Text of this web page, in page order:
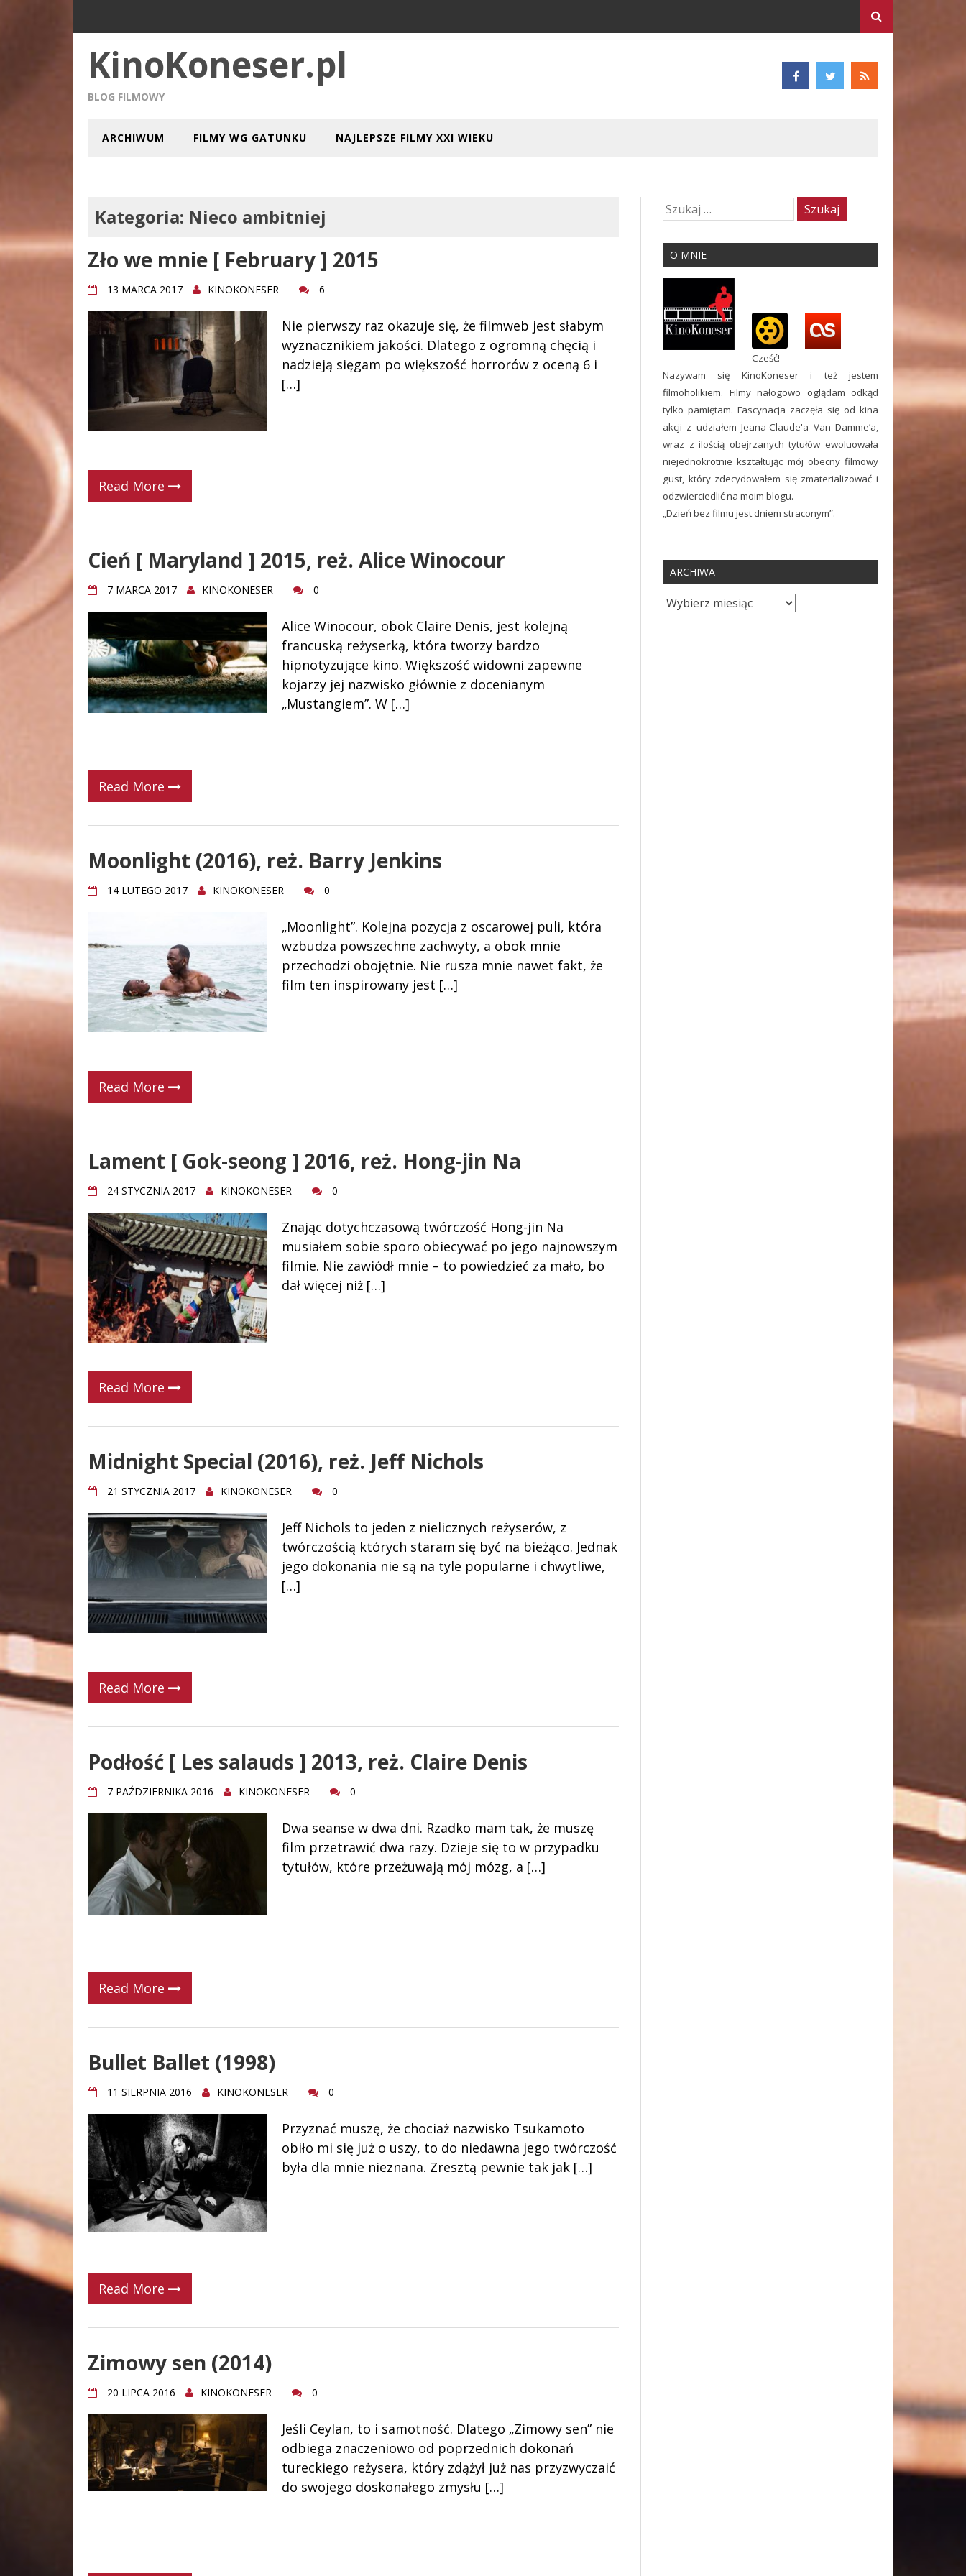
KinoKoneser.pl
BLOG FILMOWY
ARCHIWUM FILMY WG GATUNKU NAJLEPSZE FILMY XXI WIEKU
Kategoria: Nieco ambitniej
Zło we mnie [ February ] 2015
13 MARCA 2017 KINOKONESER 6
Nie pierwszy raz okazuje się, że filmweb jest słabym
wyznacznikiem jakości. Dlatego z ogromną chęcią i
nadzieją sięgam po większość horrorów z oceną 6 i
[…]
Read More
Cień [ Maryland ] 2015, reż. Alice Winocour
7 MARCA 2017 KINOKONESER 0
Alice Winocour, obok Claire Denis, jest kolejną
francuską reżyserką, która tworzy bardzo
hipnotyzujące kino. Większość widowni zapewne
kojarzy jej nazwisko głównie z docenianym
„Mustangiem”. W […]
Read More
Moonlight (2016), reż. Barry Jenkins
14 LUTEGO 2017 KINOKONESER 0
„Moonlight”. Kolejna pozycja z oscarowej puli, która
wzbudza powszechne zachwyty, a obok mnie
przechodzi obojętnie. Nie rusza mnie nawet fakt, że
film ten inspirowany jest […]
Read More
Lament [ Gok-seong ] 2016, reż. Hong-jin Na
24 STYCZNIA 2017 KINOKONESER 0
Znając dotychczasową twórczość Hong-jin Na
musiałem sobie sporo obiecywać po jego najnowszym
filmie. Nie zawiódł mnie – to powiedzieć za mało, bo
dał więcej niż […]
Read More
Midnight Special (2016), reż. Jeff Nichols
21 STYCZNIA 2017 KINOKONESER 0
Jeff Nichols to jeden z nielicznych reżyserów, z
twórczością których staram się być na bieżąco. Jednak
jego dokonania nie są na tyle popularne i chwytliwe,
[…]
Read More
Podłość [ Les salauds ] 2013, reż. Claire Denis
7 PAŹDZIERNIKA 2016 KINOKONESER 0
Dwa seanse w dwa dni. Rzadko mam tak, że muszę
film przetrawić dwa razy. Dzieje się to w przypadku
tytułów, które przeżuwają mój mózg, a […]
Read More
Bullet Ballet (1998)
11 SIERPNIA 2016 KINOKONESER 0
Przyznać muszę, że chociaż nazwisko Tsukamoto
obiło mi się już o uszy, to do niedawna jego twórczość
była dla mnie nieznana. Zresztą pewnie tak jak […]
Read More
Zimowy sen (2014)
20 LIPCA 2016 KINOKONESER 0
Jeśli Ceylan, to i samotność. Dlatego „Zimowy sen” nie
odbiega znaczeniowo od poprzednich dokonań
tureckiego reżysera, który zdążył już nas przyzwyczaić
do swojego doskonałego zmysłu […]
O MNIE
Cześć!
Nazywam się KinoKoneser i też jestem
filmoholikiem. Filmy nałogowo oglądam odkąd
tylko pamiętam. Fascynacja zaczęła się od kina
akcji z udziałem Jeana-Claude'a Van Damme’a,
wraz z ilością obejrzanych tytułów ewoluowała
niejednokrotnie kształtując mój obecny filmowy
gust, który zdecydowałem się zmaterializować i
odzwierciedlić na moim blogu.
„Dzień bez filmu jest dniem straconym”.
ARCHIWA